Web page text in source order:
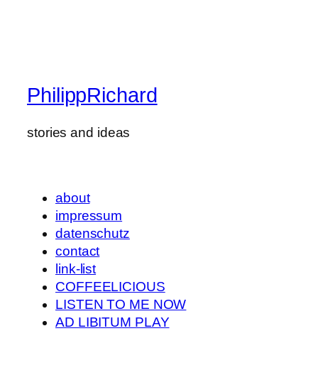
PhilippRichard
stories and ideas
about
impressum
datenschutz
contact
link-list
COFFEELICIOUS
LISTEN TO ME NOW
AD LIBITUM PLAY